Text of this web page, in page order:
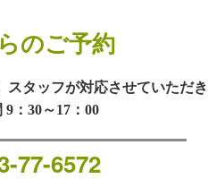
のご予約
スタッフが対応させていただ
：30～17：00
77-6572